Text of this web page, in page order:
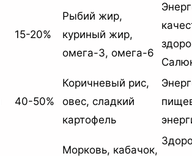
15-20%
Рыбий жир,
куриный жир,
омега-3, омега-6
40-50%
Коричневый рис,
овес, сладкий
картофель
Морковь, кабачок,